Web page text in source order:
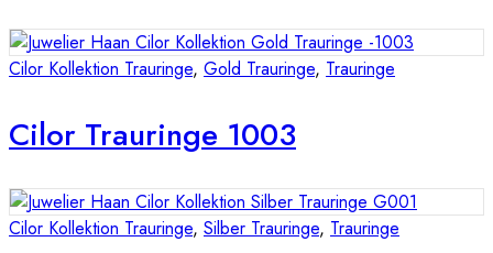
Cilor Kollektion Trauringe, Gold Trauringe, Trauringe
Cilor Trauringe 1003
Cilor Kollektion Trauringe, Silber Trauringe, Trauringe